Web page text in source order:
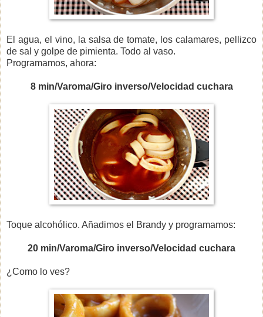
El agua, el vino, la salsa de tomate, los calamares, pellizco
de sal y golpe de pimienta. Todo al vaso.
Programamos, ahora:
8 min/Varoma/Giro inverso/Velocidad cuchara
Toque alcohólico. Añadimos el Brandy y programamos:
20 min/Varoma/Giro inverso/Velocidad cuchara
¿Como lo ves?